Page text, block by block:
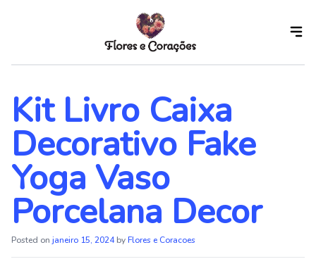
content
Kit Livro Caixa
Decorativo Fake
Yoga Vaso
Porcelana Decor
Posted on janeiro 15, 2024 byFlores e Coracoes